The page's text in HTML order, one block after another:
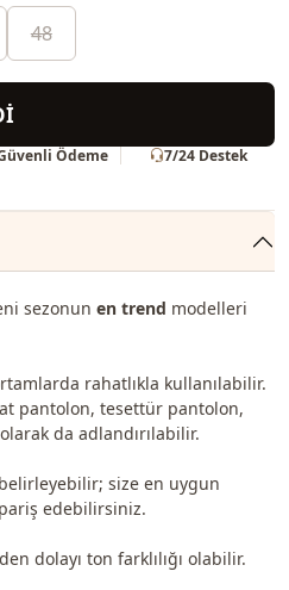
48
Ödeme 7/24 Destek
sezonun en trend modelleri
rahatlıkla kullanılabilir.
pantolon, tesettür pantolon,
da adlandırılabilir.
size en uygun
edebilirsiniz.
dolayı ton farklılığı olabilir.